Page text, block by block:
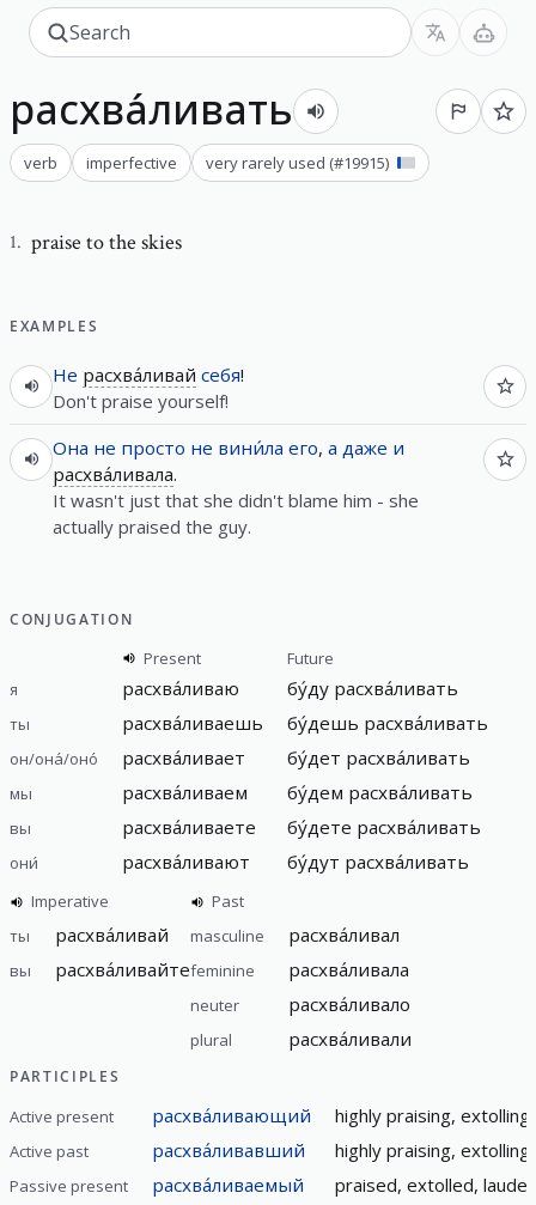
расхва́ливать
verb imperfective very rarely used (#19915)
1. praise to the skies
EXAMPLES
Не расхва́ливай себя!
Don't praise yourself!
Она не просто не вини́ла его, а даже и
расхва́ливала.
It wasn't just that she didn't blame him - she
actually praised the guy.
CONJUGATION
Present
Future
я
расхва́ливаю бу́ду расхва́ливать
ты расхва́ливаешь бу́дешь расхва́ливать
он/она́/оно́ расхва́ливает бу́дет расхва́ливать
мы расхва́ливаем бу́дем расхва́ливать
вы расхва́ливаете бу́дете расхва́ливать
они́ расхва́ливают бу́дут расхва́ливать
Imperative
ты
расхва́ливай
вы расхва́ливайте
Past
masculine
расхва́ливал
feminine расхва́ливала
neuter расхва́ливало
plural расхва́ливали
PARTICIPLES
Active present расхва́ливающий highly praising,
Active past расхва́ливавший highly praising,
Passive present расхва́ливаемый praised, extolled,